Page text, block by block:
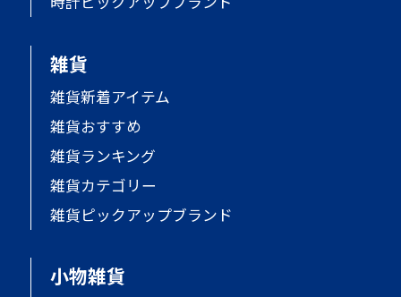
雑貨
雑貨新着アイテム
雑貨おすすめ
雑貨ランキング
雑貨カテゴリー
雑貨ピックアップブランド
小物雑貨